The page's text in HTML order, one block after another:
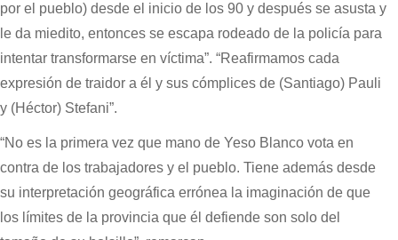
por el pueblo) desde el inicio de los 90 y después se asusta y
le da miedito, entonces se escapa rodeado de la policía para
intentar transformarse en víctima”. “Reafirmamos cada
expresión de traidor a él y sus cómplices de (Santiago) Pauli
y (Héctor) Stefani”.
“No es la primera vez que mano de Yeso Blanco vota en
contra de los trabajadores y el pueblo. Tiene además desde
su interpretación geográfica errónea la imaginación de que
los límites de la provincia que él defiende son solo del